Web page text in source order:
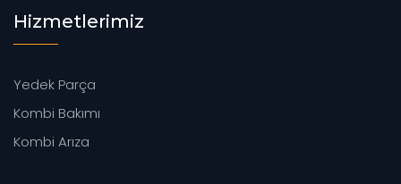
Hizmetlerimiz
Yedek Parça
Kombi Bakımı
Kombi Arıza